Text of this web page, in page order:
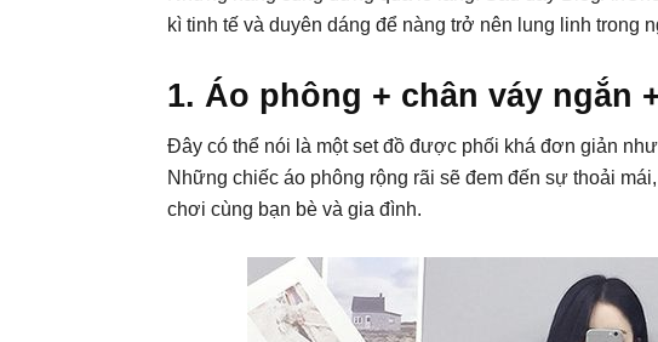
kì tinh tế và duyên dáng để nàng trở nên lung linh trong
1. Áo phông + chân váy ngắn
Đây có thể nói là một set đồ được phối khá đơn giản
Những chiếc áo phông rộng rãi sẽ đem đến sự thoải
chơi cùng bạn bè và gia đình.